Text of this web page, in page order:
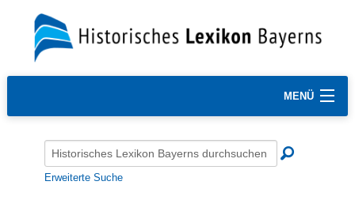
MENÜ
Erweiterte Suche